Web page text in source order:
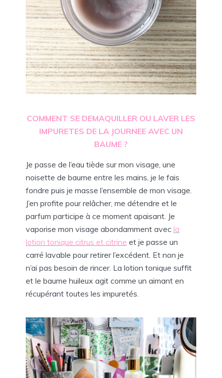
COMMENT SE DEMAQUILLER OU LAVER LES
IMPURETES DE LA JOURNEE AVEC UN
BAUME ?
Je passe de l’eau tiède sur mon visage, une
noisette de baume entre les mains, je le fais
fondre puis je masse l’ensemble de mon visage.
J’en profite pour relâcher, me détendre et le
parfum participe à ce moment apaisant. Je
vaporise mon visage abondamment avec la
lotion tonique citrus et citrine et je passe un
carré lavable pour retirer l’excédent. Et non je
n’ai pas besoin de rincer. La lotion tonique suffit
et le baume huileux agit comme un aimant en
récupérant toutes les impuretés.